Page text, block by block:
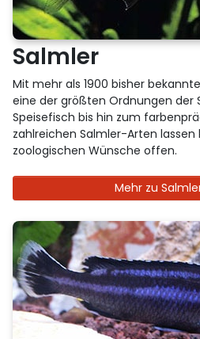
Salmler
Mit mehr als 1900 bisher
eine der größten Ordnungen der
Speisefisch bis hin zum
zahlreichen Salmler-Arten lassen
zoologischen Wünsche offen.
Mehr zu